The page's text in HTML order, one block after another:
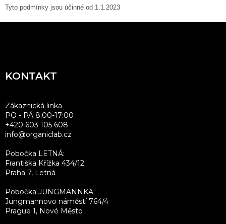
Tyto podmínky jsou účinné od 1.1.2023
KONTAKT
Zákaznická linka
PO - PÁ 8:00-17:00
+420 603 105 608
info@organiclab.cz
Pobočka LETNÁ:
Františka Křížka 434/12
Praha 7, Letná
Pobočka JUNGMANNKA:
Jungmannovo náměstí 764/4
Prague 1, Nové Město